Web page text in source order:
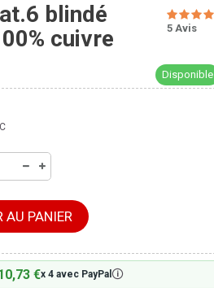
blindé
cuivre
Disponible
AU PANIER
€x 4 avec PayPal🛈
5 Avis